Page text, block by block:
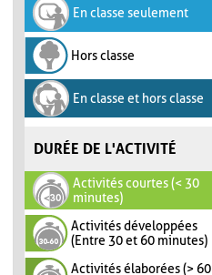
En classe seulement
Hors classe
En classe et hors classe
DURÉE DE L'ACTIVITÉ
Activités courtes (< 30
minutes)
Activités développées
(Entre 30 et 60 minutes)
Activités élaborées (> 60